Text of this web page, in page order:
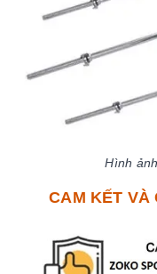
Hình
CAM KẾT VÀ